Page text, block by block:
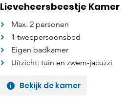
Lieveheersbeestje Kamer
Max. 2 personen
1 tweepersoonsbed
Eigen badkamer
Uitzicht: tuin en zwem-jacuzzi
Bekijk de kamer